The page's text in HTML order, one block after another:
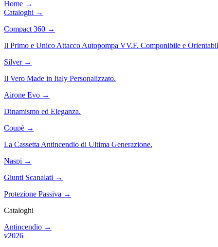
Home →
Cataloghi →
Compact 360 →
Il Primo e Unico Attacco Autopompa VV.F. Componibile e
Silver →
Il Vero Made in Italy Personalizzato.
Airone Evo →
Dinamismo ed Eleganza.
Coupè →
La Cassetta Antincendio di Ultima Generazione.
Naspi →
Giunti Scanalati →
Protezione Passiva →
Cataloghi
Antincendio →
v2026